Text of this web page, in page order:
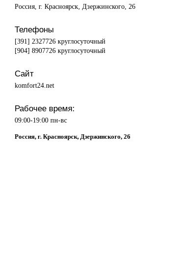
Россия, г. Красноярск, Дзержинского, 26
Телефоны
[391] 2327726 круглосуточный
[904] 8907726 круглосуточный
Сайт
komfort24.net
Рабочее время:
09:00-19:00 пн-вс
Россия, г. Красноярск, Дзержинского, 26